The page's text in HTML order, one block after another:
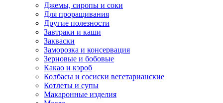
Джемы, сиропы и соки
Для проращивания
Другие полезности
Завтраки и каши
Закваски
Заморозка и консервация
Зерновые и бобовые
Какао и кэроб
Колбасы и сосиски вегетарианские
Котлеты и супы
Макаронные изделия